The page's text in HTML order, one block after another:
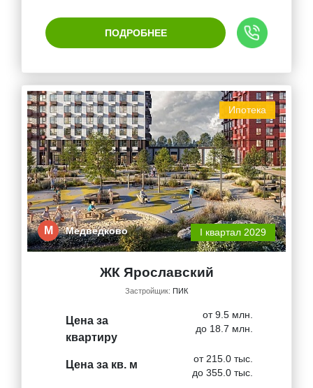
ПОДРОБНЕЕ
Ипотека
М Медведково I квартал 2029
ЖК Ярославский
Застройщик: ПИК
Цена за
квартиру
от 9.5 млн.
до 18.7 млн.
Цена за кв. м
от 215.0 тыс.
до 355.0 тыс.